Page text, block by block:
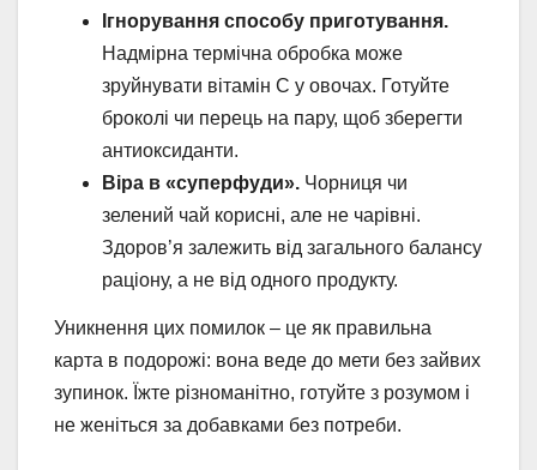
Ігнорування способу приготування.
Надмірна термічна обробка може
зруйнувати вітамін C у овочах. Готуйте
броколі чи перець на пару, щоб зберегти
антиоксиданти.
Віра в «суперфуди». Чорниця чи
зелений чай корисні, але не чарівні.
Здоров’я залежить від загального балансу
раціону, а не від одного продукту.
Уникнення цих помилок – це як правильна
карта в подорожі: вона веде до мети без зайвих
зупинок. Їжте різноманітно, готуйте з розумом і
не женіться за добавками без потреби.